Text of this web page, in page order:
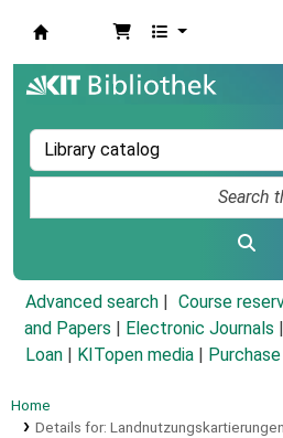
Advanced search Course
and Papers
Electronic Journals
Loan
KITopen media
Home
Details for: